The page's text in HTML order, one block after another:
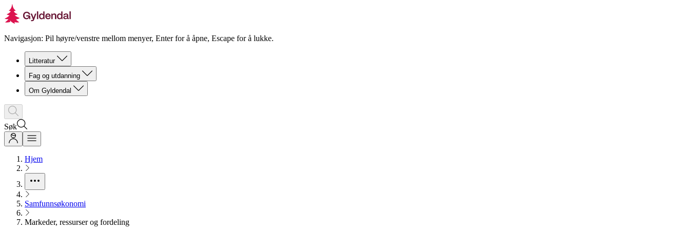
Navigasjon: Pil høyre/venstre mellom menyer, Enter for å åpne, Escape for å lukke.
Litteratur
Fag og utdanning
Om Gyldendal
Søk
Hjem
Samfunnsøkonomi
Markeder, ressurser og fordeling